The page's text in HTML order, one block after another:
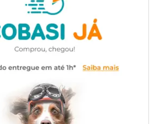
Ciprofloxacina, Clotrimazo e
Betametasona
Frasco com 15 g
Cachorros
básica
otológica para otite canina
(base): 0,5g;
0,172g;